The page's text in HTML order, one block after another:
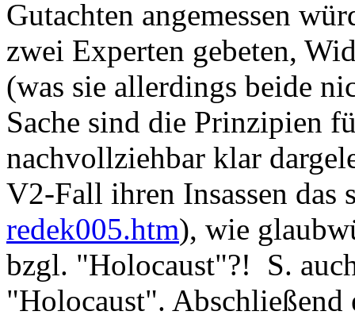
Gutachten angemessen
zwei Experten gebeten,
(was sie allerdings beide
Sache sind die Prinzipien
nachvollziehbar klar
V2-Fall ihren Insassen das
redek005.htm), wie
bzgl. "Holocaust"?! S.
"Holocaust". Abschließend